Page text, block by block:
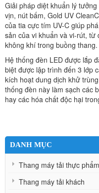
Giải pháp diệt khuẩn lý
vịn, nút bấm, Gold UV
của tia cực tím UV-C giúp
sản của vi khuẩn và vi-rút, từ
không khí trong buồng thang.
Hệ thống đèn LED được lắp
biệt được lập trình đến 3 lớp
kích hoạt dung dịch khử
thống đèn này làm sạch các
hay các hóa chất độc hại
DANH MỤC
Thang máy tải thực phẩm
Thang máy tải khách